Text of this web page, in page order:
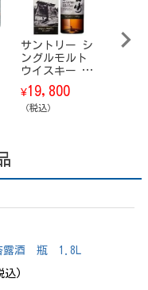
サントリー シ
ングルモルト
ウイスキー 山
崎 Story of t
he Distillery
（ストーリ
¥19,800
（税込）
ハイ
露酒 瓶 1.8L
込)